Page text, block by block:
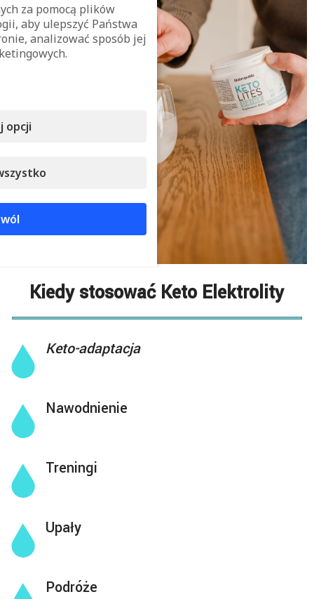
Kiedy stosować Keto Elektrolity
Keto-adaptacja
Nawodnienie
Treningi
Upały
Podróże
za pomocą plików
aby ulepszyć Państwa
analizować sposób jej
opcji